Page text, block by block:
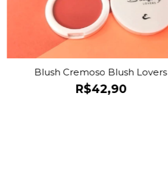
Blush Cremoso Blush Lovers
R$42,90